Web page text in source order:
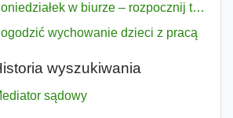
Poniedziałek w biurze – rozpocznij tydzień w pełni zmotywowany
wychowanie dzieci z pracą
wyszukiwania
sądowy